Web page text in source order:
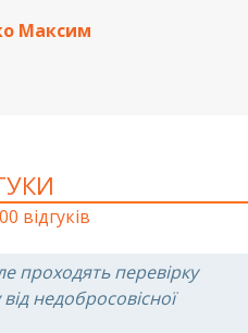
Максим
відгуків
проходять перевірку
недобросовісної